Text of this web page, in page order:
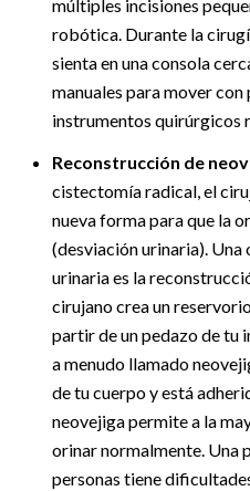
múltiples incisiones
robótica. Durante la
sienta en una consola
manuales para mover con
instrumentos quirúrgicos
Reconstrucción de
cistectomía radical, el
nueva forma para que la
(desviación urinaria).
urinaria es la
cirujano crea un
partir de un pedazo de tu
a menudo llamado
de tu cuerpo y está
neovejiga permite a la
orinar normalmente. Una
personas tiene